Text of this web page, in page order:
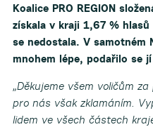
Koalice PRO REGION
získala v kraji 1,67 %
se nedostala. V samotném
mnohem lépe, podařilo se
„Děkujeme všem voličům
pro nás však zklamáním.
lidem ve všech částech